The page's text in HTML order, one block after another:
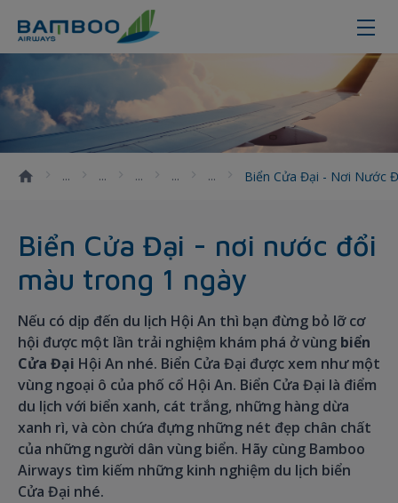
Biển Cửa Đại - nơi nước đổi màu
Biển Cửa Đại - Nơi Nước
Biển Cửa Đại - nơi nước đổi
màu trong 1 ngày
Nếu có dịp đến du lịch Hội An thì bạn đừng bỏ lỡ cơ
hội được một lần trải nghiệm khám phá ở vùng biển
Cửa Đại Hội An nhé. Biển Cửa Đại được xem như một
vùng ngoại ô của phố cổ Hội An. Biển Cửa Đại là điểm
du lịch với biển xanh, cát trắng, những hàng dừa
xanh rì, và còn chứa đựng những nét đẹp chân chất
của những người dân vùng biển. Hãy cùng Bamboo
Airways tìm kiếm những kinh nghiệm du lịch biển
Cửa Đại nhé.